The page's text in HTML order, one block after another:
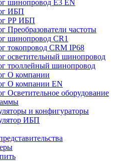
шинопровод E3 EN
ИБП
РР ИБП
Преобразователи частоты
шинопровод CR1
токопровод CRM IP68
осветительный шинопровод
троллейный шинопровод
О компании
О компании EN
Осветительное оборудование
и конфигураторы
ИБП